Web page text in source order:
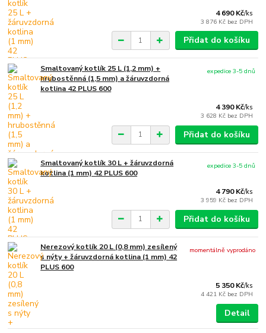
4 690 Kč/ks
3 876 Kč bez DPH
Přidat do košíku
Smaltovaný kotlík 25 L (1,2 mm) +
hrubostěnná (1,5 mm) a žáruvzdorná
kotlina 42 PLUS 600
4 390 Kč/ks
3 628 Kč bez DPH
expedice 3-5 dnů
Přidat do košíku
Smaltovaný kotlík 30 L + žáruvzdorná
kotlina (1 mm) 42 PLUS 600
4 790 Kč/ks
3 959 Kč bez DPH
expedice 3-5 dnů
Přidat do košíku
Nerezový kotlík 20 L (0,8 mm) zesílený
s nýty + žáruvzdorná kotlina (1 mm) 42
PLUS 600
5 350 Kč/ks
4 421 Kč bez DPH
momentálně vyprodáno
Detail